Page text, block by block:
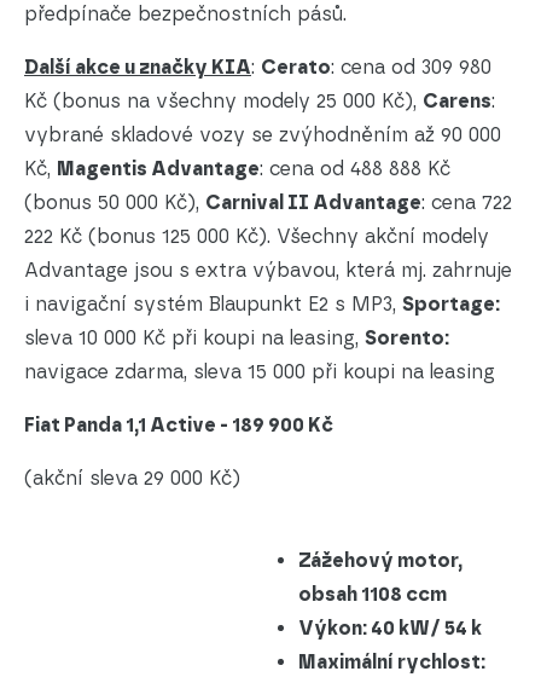
předpínače bezpečnostních pásů.
Další akce u značky KIA: Cerato: cena od 309 980
Kč (bonus na všechny modely 25 000 Kč), Carens:
vybrané skladové vozy se zvýhodněním až 90 000
Kč, Magentis Advantage: cena od 488 888 Kč
(bonus 50 000 Kč), Carnival II Advantage: cena 722
222 Kč (bonus 125 000 Kč). Všechny akční modely
Advantage jsou s extra výbavou, která mj. zahrnuje
i navigační systém Blaupunkt E2 s MP3, Sportage:
sleva 10 000 Kč při koupi na leasing, Sorento:
navigace zdarma, sleva 15 000 při koupi na leasing
Fiat Panda 1,1 Active - 189 900 Kč
(akční sleva 29 000 Kč)
Zážehový motor,
obsah 1108 ccm
Výkon: 40 kW/ 54 k
Maximální rychlost: